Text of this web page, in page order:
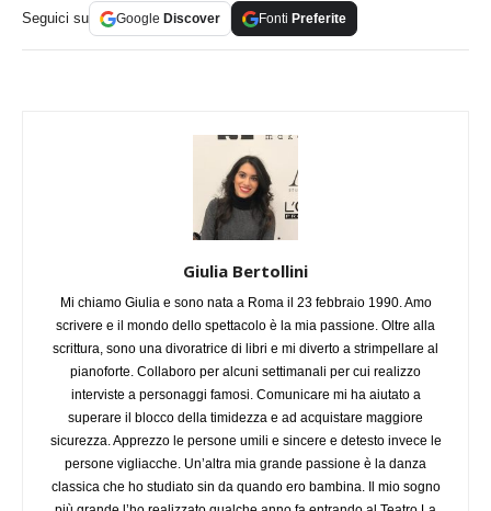
Seguici su Google Discover Fonti Preferite
Giulia Bertollini
Mi chiamo Giulia e sono nata a Roma il 23 febbraio 1990. Amo
scrivere e il mondo dello spettacolo è la mia passione. Oltre alla
scrittura, sono una divoratrice di libri e mi diverto a strimpellare al
pianoforte. Collaboro per alcuni settimanali per cui realizzo
interviste a personaggi famosi. Comunicare mi ha aiutato a
superare il blocco della timidezza e ad acquistare maggiore
sicurezza. Apprezzo le persone umili e sincere e detesto invece le
persone vigliacche. Un’altra mia grande passione è la danza
classica che ho studiato sin da quando ero bambina. Il mio sogno